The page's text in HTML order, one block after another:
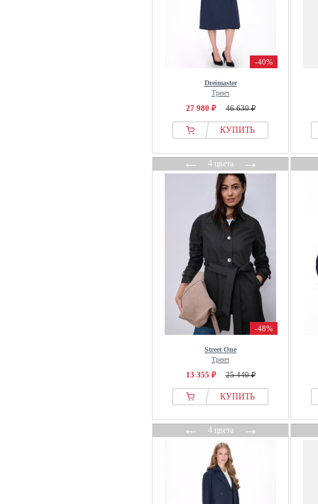
-40%
Dreimaster
Тренч
27 980 ₽ 46 630 ₽
КУПИТЬ
←4 цвета→
-48%
Street One
Тренч
13 355 ₽ 25 440 ₽
КУПИТЬ
←4 цвета→